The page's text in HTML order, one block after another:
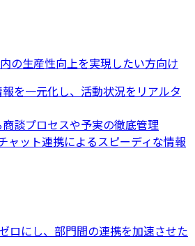
の生産性向上を実現したい方向け
を一元化し、活動状況をリアルタ
談プロセスや予実の徹底管理
ャット連携によるスピーディな情報
ロにし、部門間の連携を加速させた